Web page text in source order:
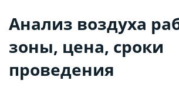
Анализ воздуха
зоны, цена, сроки
проведения